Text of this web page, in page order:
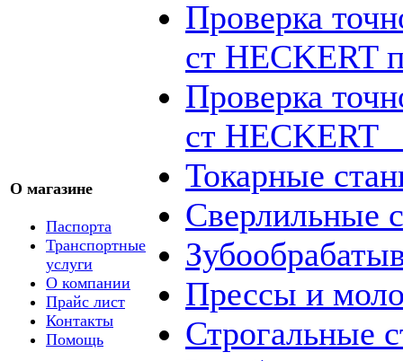
О магазине
Паспорта
Транспортные
услуги
О компании
Прайс лист
Контакты
Помощь
Проверка
ст HECKERT
Проверка
ст HECKERT
Токарные
Сверлильные
Прессы и
Строгальные